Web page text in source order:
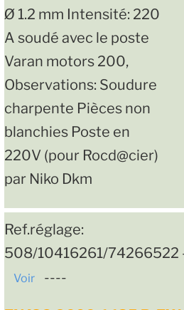
Ø 1.2 mm Intensité: 220
A soudé avec le poste
Varan motors 200,
Observations: Soudure
charpente Pièces non
blanchies Poste en
220V (pour Rocd@cier)
par Niko Dkm
Ref.réglage:
508/10416261/74266522
Voir ----